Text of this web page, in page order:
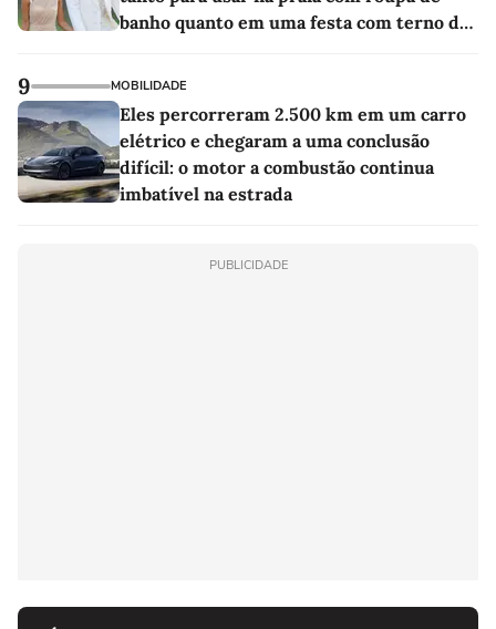
banho quanto em uma festa com terno de
9 MOBILIDADE
Eles percorreram 2.500 km em um carro
elétrico e chegaram a uma conclusão
difícil: o motor a combustão continua
imbatível na estrada
PUBLICIDADE